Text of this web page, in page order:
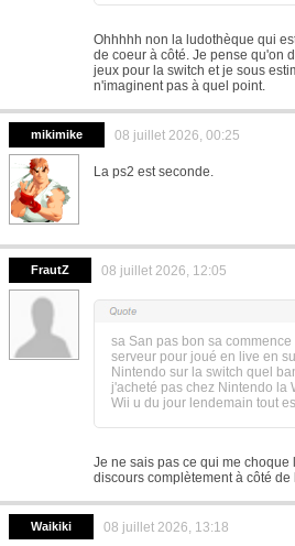
Ohhhhh non la ludothèque qui
de coeur à côté. Je pense qu'on
jeux pour la switch et je sous
n'imaginent pas à quel point.
mikimike 08 juillet 2026, 00:25
La ps2 est seconde.
FrautZ 08 juillet 2026, 12:05
sa San pas bon sa
serveur pour joué en live en
Nintendo sur la switch quel
j'acheté pas chez Nintendo la
Wii u du jour lendemain tout
Je ne sais pas ce qui me
discours complètement à côté de
Waikiki 08 juillet 2026, 13:18